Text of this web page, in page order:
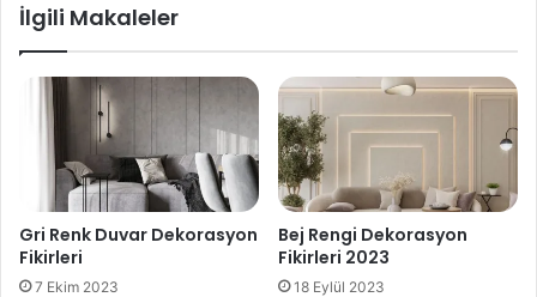
İlgili Makaleler
Gri Renk Duvar Dekorasyon
Fikirleri
7 Ekim 2023
Bej Rengi Dekorasyon
Fikirleri 2023
18 Eylül 2023